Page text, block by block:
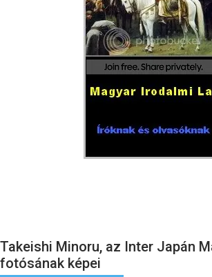
Takeishi Minoru, az Inter Japán
fotósának képei